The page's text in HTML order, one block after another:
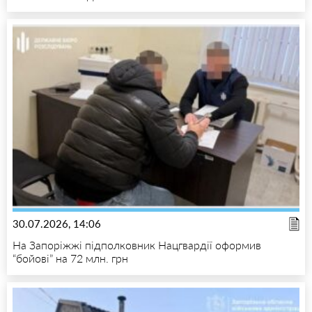
30.07.2026, 14:06
На Запоріжжі підполковник Нацгвардії оформив
“бойові” на 72 млн. грн